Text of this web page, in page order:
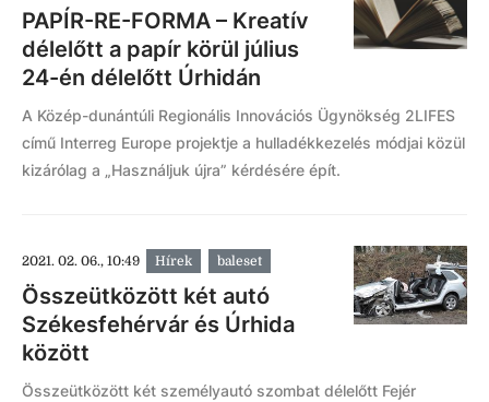
PAPÍR-RE-FORMA – Kreatív
délelőtt a papír körül július
24-én délelőtt Úrhidán
A Közép-dunántúli Regionális Innovációs Ügynökség 2LIFES
című Interreg Europe projektje a hulladékkezelés módjai közül
kizárólag a „Használjuk újra” kérdésére épít.
2021. 02. 06., 10:49 Hírek baleset
Összeütközött két autó
Székesfehérvár és Úrhida
között
Összeütközött két személyautó szombat délelőtt Fejér